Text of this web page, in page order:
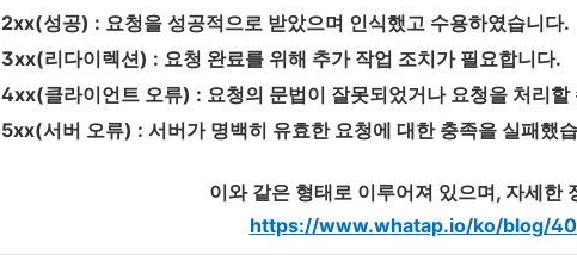
2xx(성공) : 요청을 성공적으로 받았으며 인식했고 수용하였습니다.
3xx(리다이렉션) : 요청 완료를 위해 추가 작업 조치가 필요합니다.
4xx(클라이언트 오류) : 요청의 문법이 잘못되었거나 요청을 처리할
5xx(서버 오류) : 서버가 명백히 유효한 요청에 대한 충족을 실패했
이와 같은 형태로 이루어져 있으며, 자세한
https://www.whatap.io/ko/blog/